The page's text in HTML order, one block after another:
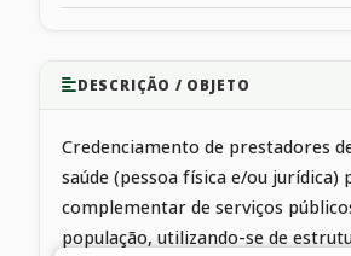
DESCRIÇÃO / OBJETO
Credenciamento de prestadores
saúde (pessoa física e/ou jurídica)
complementar de serviços
população, utilizando-se de